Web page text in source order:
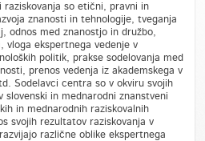
so etični, pravni in
znanosti in tehnologije, tveganja
odnos med znanostjo in družbo,
vloga ekspertnega vedenje v
politik, prakse sodelovanja med
prenos vedenja iz akademskega v
Sodelavci centra so v okviru svojih
slovenski in mednarodni znanstveni
in mednarodnih raziskovalnih
svojih rezultatov raziskovanja v
različne oblike ekspertnega